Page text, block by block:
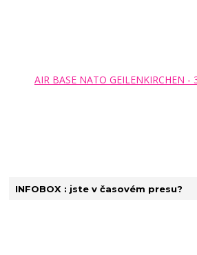
INFOBOX : jste v časovém presu?
AIR BASE NATO GEILENKIRCHEN -